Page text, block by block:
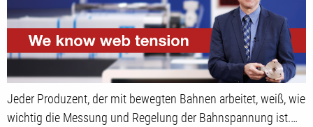
Jeder Produzent, der mit bewegten Bahnen arbeitet, weiß, wie
wichtig die Messung und Regelung der Bahnspannung ist.…